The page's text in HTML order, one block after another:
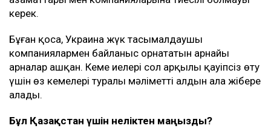
керек.
Бұған қоса, Украина жүк тасымалдаушы
компаниялармен байланыс орнататын арнайы
арналар ашқан. Кеме иелері сол арқылы қауіпсіз өту
үшін өз кемелері туралы мәліметті алдын ала жібере
алады.
Бұл Қазақстан үшін неліктен маңызды?